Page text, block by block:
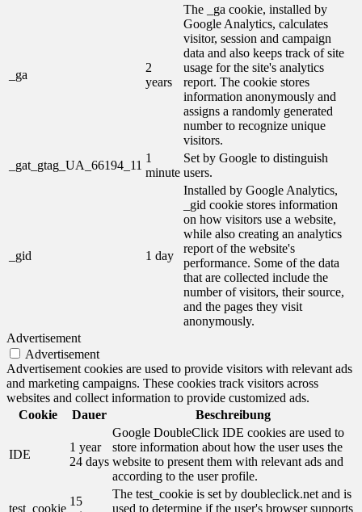
_ga
2
years
The _ga cookie, installed by
Google Analytics, calculates
visitor, session and campaign
data and also keeps track of site
usage for the site's analytics
report. The cookie stores
information anonymously and
assigns a randomly generated
number to recognize unique
visitors.
_gat_gtag_UA_66194_11
1
minute
Set by Google to distinguish
users.
_gid 1 day
Installed by Google Analytics,
_gid cookie stores information
on how visitors use a website,
while also creating an analytics
report of the website's
performance. Some of the data
that are collected include the
number of visitors, their source,
and the pages they visit
anonymously.
Advertisement
Advertisement
Advertisement cookies are used to provide visitors with relevant ads
and marketing campaigns. These cookies track visitors across
websites and collect information to provide customized ads.
Cookie
Dauer Beschreibung
IDE
1 year
24 days
Google DoubleClick IDE cookies are used to
store information about how the user uses the
website to present them with relevant ads and
according to the user profile.
test_cookie
15
The test_cookie is set by doubleclick.net and is
used to determine if the user's browser supports